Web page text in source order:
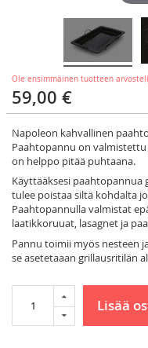
Ole ensimmäinen tuotteen
59,00 €
Napoleon kahvallinen
Paahtopannu on
on helppo pitää puhtaana.
Käyttääksesi
tulee poistaa siltä kohdalta
Paahtopannulla valmistat
laatikkoruuat, lasagnet ja
Pannu toimii myös nesteen
se asetetaaan grillausritilän
Lisää